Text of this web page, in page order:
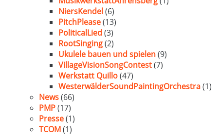
NiersKendel(6)
PitchPlease(13)
PoliticalLied (3)
RootSinging(2)
Ukulele bauen und spielen(9)
VillageVisionSongContest(7)
Werkstatt Quillo(47)
WesterwälderSoundPaintingOrchestra(1)
News(66)
PMP(17)
Presse(1)
TCOM(1)